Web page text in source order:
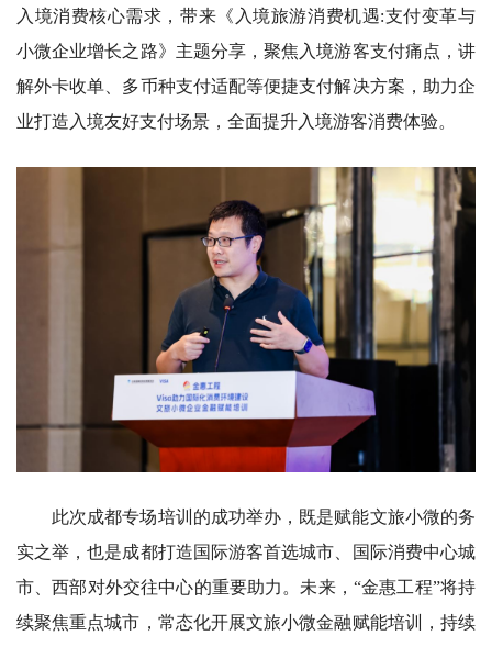
入境消费核心需求，带来《入境旅游消费机遇:支付变革与
小微企业增长之路》主题分享，聚焦入境游客支付痛点，讲
解外卡收单、多币种支付适配等便捷支付解决方案，助力企
业打造入境友好支付场景，全面提升入境游客消费体验。
此次成都专场培训的成功举办，既是赋能文旅小微的务
实之举，也是成都打造国际游客首选城市、国际消费中心城
市、西部对外交往中心的重要助力。未来，“金惠工程”将持
续聚焦重点城市，常态化开展文旅小微金融赋能培训，持续